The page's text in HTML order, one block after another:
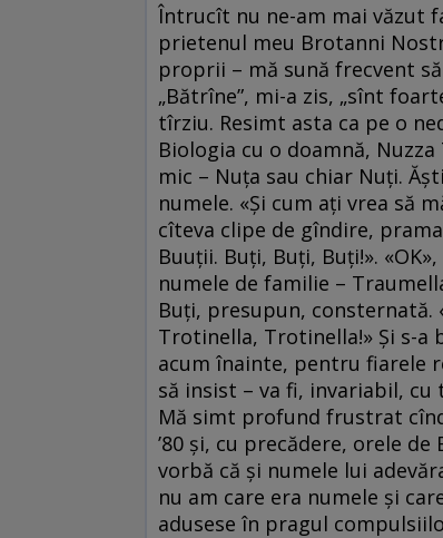
Întrucît nu ne-am mai văzut
prietenul meu Brotanni
proprii – mă sună frecvent
„Bătrîne”, mi-a zis, „sînt
tîrziu. Resimt asta ca pe o
Biologia cu o doamnă,
mic – Nuța sau chiar Nuți.
numele. «Și cum ați vrea să
cîteva clipe de gîndire,
Buuții. Buți, Buți, Buți!».
numele de familie –
Buți, presupun, consternată.
Trotinella, Trotinella!» Și s-a
acum înainte, pentru fiarele
să insist – va fi, invariabil, cu
Mă simt profund frustrat
’80 și, cu precădere, orele
vorbă că și numele lui
nu am care era numele și
adusese în pragul